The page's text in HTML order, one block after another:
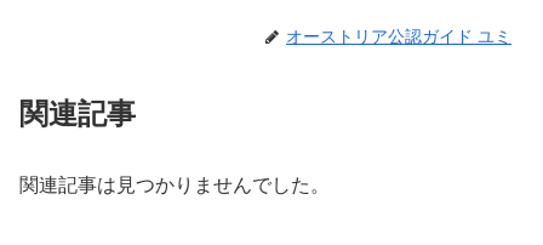
オーストリア公認ガイド ユミ
関連記事
関連記事は見つかりませんでした。